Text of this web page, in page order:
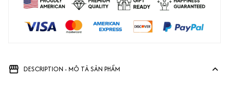
DESCRIPTION - MÔ TẢ SẢN PHẨM